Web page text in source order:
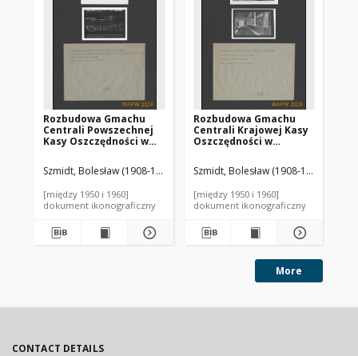
Rozbudowa Gmachu
Centrali Powszechnej
Kasy Oszczędności w
parteru
Szmidt, Bolesław (1908-1995). Autor
[między 1950 i 1960]
dokument ikonograficzny
Rozbudowa Gmachu
Centrali Krajowej Kasy
Oszczędności w
hali operacyjnej, widok
na ladę boczną
Szmidt, Bolesław (1908-1995). Autor
[między 1950 i 1960]
dokument ikonograficzny
More
CONTACT DETAILS